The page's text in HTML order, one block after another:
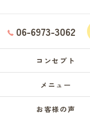
06-6973-3062
コンセプト
メニュー
お客様の声